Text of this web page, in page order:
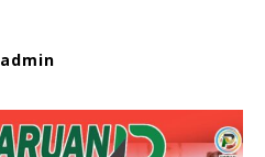
admin